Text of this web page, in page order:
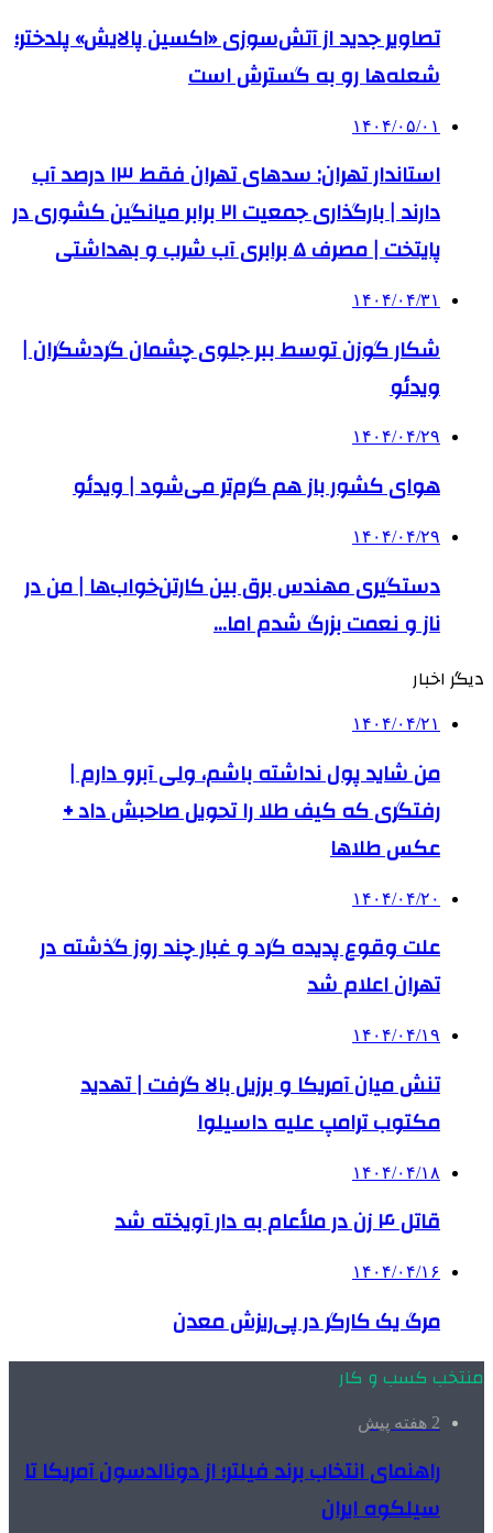
تصاویر جدید از آتش‌سوزی «اکسین پالایش» پلدختر؛
شعله‌ها رو به گسترش است
۱۴۰۴/۰۵/۰۱
استاندار تهران: سدهای تهران فقط ۱۳ درصد آب
دارند | بارگذاری جمعیت ۲۱ برابر میانگین کشوری در
پایتخت | مصرف ۵ برابری آب شرب و بهداشتی
۱۴۰۴/۰۴/۳۱
شکار گوزن توسط ببر جلوی چشمان گردشگران |
ویدئو
۱۴۰۴/۰۴/۲۹
هوای کشور باز هم گرم‌تر می‌شود | ویدئو
۱۴۰۴/۰۴/۲۹
دستگیری مهندس برق بین کارتن‌خواب‌ها | من در
ناز و نعمت بزرگ شدم اما…
دیگر اخبار
۱۴۰۴/۰۴/۲۱
من شاید پول نداشته باشم، ولی آبرو دارم |
رفتگری که کیف طلا را تحویل صاحبش داد +
عکس طلاها
۱۴۰۴/۰۴/۲۰
علت وقوع پدیده گرد و غبار چند روز گذشته در
تهران اعلام شد
۱۴۰۴/۰۴/۱۹
تنش میان آمریکا و برزیل بالا گرفت | تهدید
مکتوب ترامپ علیه داسیلوا
۱۴۰۴/۰۴/۱۸
قاتل ۴ زن در ملأعام به دار آویخته شد
۱۴۰۴/۰۴/۱۶
مرگ یک کارگر در پی‌ریزش معدن
منتخب کسب و کار
2 هفته پیش
راهنمای انتخاب برند فیلتر؛ از دونالدسون آمریکا تا
سیلکوه ایران